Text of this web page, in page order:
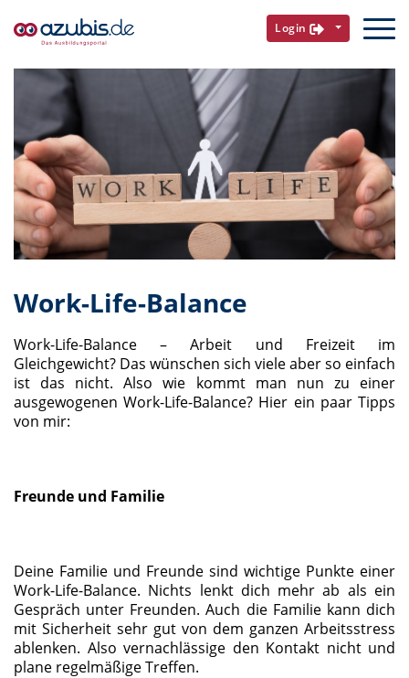
Login
Work-Life-Balance
Work-Life-Balance – Arbeit und Freizeit im
Gleichgewicht? Das wünschen sich viele aber so einfach
ist das nicht. Also wie kommt man nun zu einer
ausgewogenen Work-Life-Balance? Hier ein paar Tipps
von mir:
Freunde und Familie
Deine Familie und Freunde sind wichtige Punkte einer
Work-Life-Balance. Nichts lenkt dich mehr ab als ein
Gespräch unter Freunden. Auch die Familie kann dich
mit Sicherheit sehr gut von dem ganzen Arbeitsstress
ablenken. Also vernachlässige den Kontakt nicht und
plane regelmäßige Treffen.